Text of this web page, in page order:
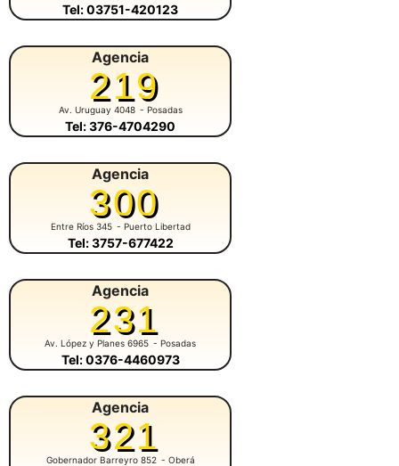
Tel: 03751-420123
Agencia
219
Av. Uruguay 4048 - Posadas
Tel: 376-4704290
Agencia
300
Entre Ríos 345 - Puerto Libertad
Tel: 3757-677422
Agencia
231
Av. López y Planes 6965 - Posadas
Tel: 0376-4460973
Agencia
321
Gobernador Barreyro 852 - Oberá